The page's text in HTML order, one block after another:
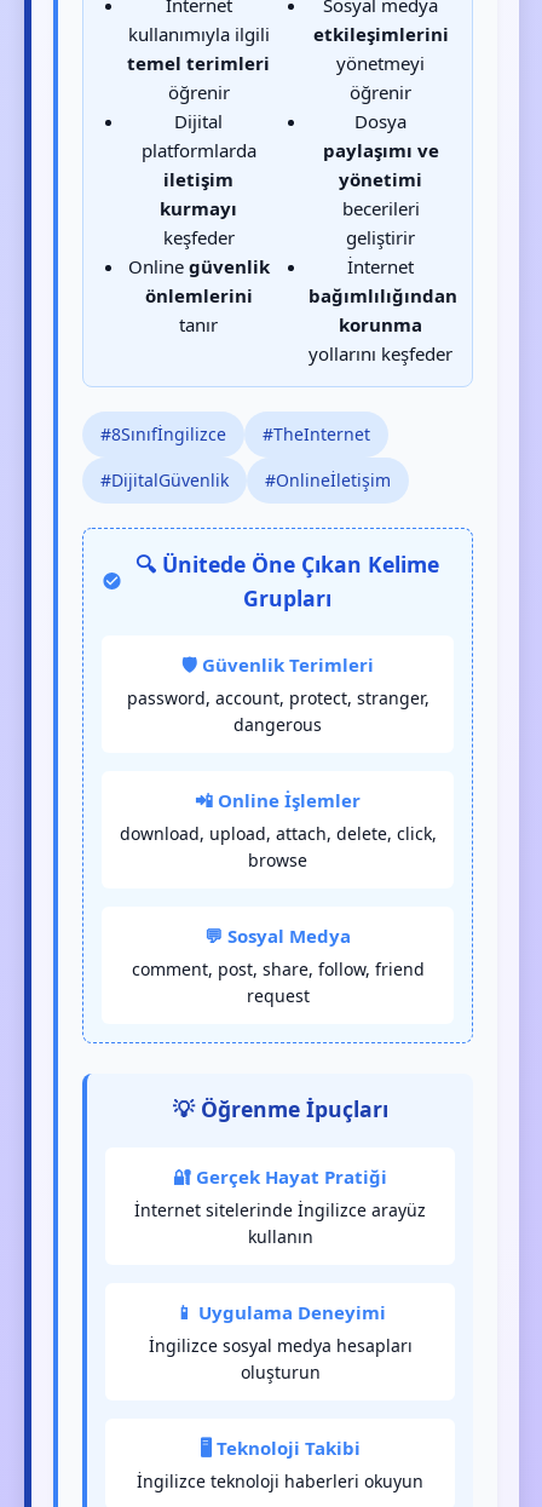
kullanımıyla ilgili
temel terimleri
öğrenir
Dijital
platformlarda
iletişim
kurmayı
keşfeder
Online güvenlik
önlemlerini
tanır
etkileşimlerini
yönetmeyi
öğrenir
Dosya
paylaşımı ve
yönetimi
becerileri
geliştirir
İnternet
bağımlılığından
korunma
yollarını keşfeder
#8Sınıfİngilizce
#TheInternet
#DijitalGüvenlik
#Onlineİletişim
🔍 Ünitede Öne Çıkan Kelime
Grupları
🛡️ Güvenlik Terimleri
password, account, protect, stranger,
dangerous
📲 Online İşlemler
download, upload, attach, delete, click,
browse
💬 Sosyal Medya
comment, post, share, follow, friend
request
💡 Öğrenme İpuçları
🔐 Gerçek Hayat Pratiği
İnternet sitelerinde İngilizce arayüz
kullanın
📱 Uygulama Deneyimi
İngilizce sosyal medya hesapları
oluşturun
🖥️ Teknoloji Takibi
İngilizce teknoloji haberleri okuyun